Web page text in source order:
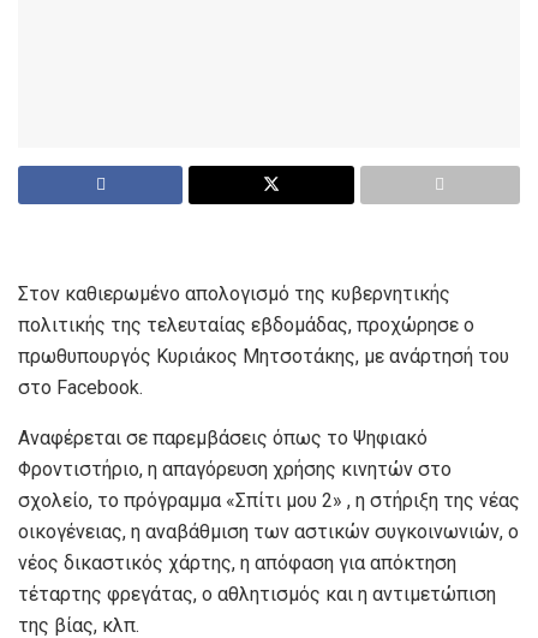
Στον καθιερωμένο απολογισμό της κυβερνητικής
πολιτικής της τελευταίας εβδομάδας, προχώρησε ο
πρωθυπουργός Κυριάκος Μητσοτάκης, με ανάρτησή του
στο Facebook.
Αναφέρεται σε παρεμβάσεις όπως το Ψηφιακό
Φροντιστήριο, η απαγόρευση χρήσης κινητών στο
σχολείο, το πρόγραμμα «Σπίτι μου 2» , η στήριξη της νέας
οικογένειας, η αναβάθμιση των αστικών συγκοινωνιών, ο
νέος δικαστικός χάρτης, η απόφαση για απόκτηση
τέταρτης φρεγάτας, ο αθλητισμός και η αντιμετώπιση
της βίας, κλπ.